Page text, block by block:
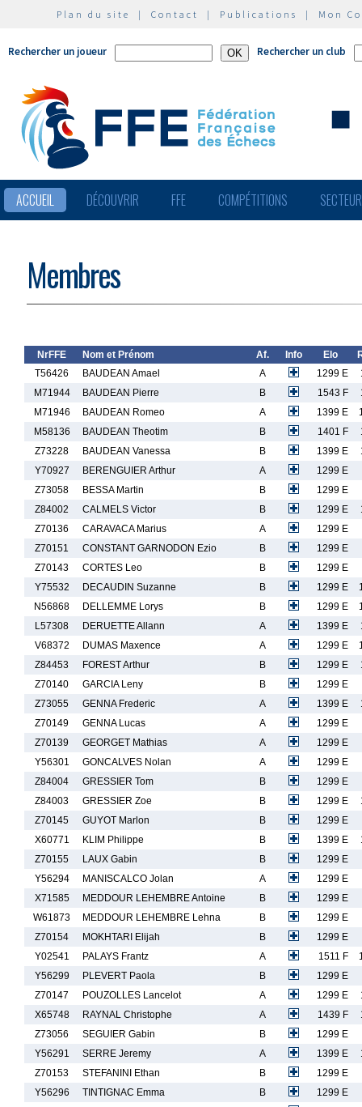
Plan du site | Contact | Publications | Mon
Rechercher un joueur Rechercher un club
ACCUEIL DÉCOUVRIR FFE COMPÉTITIONS
Membres
NrFFE Nom et Prénom Af. Info Elo
T56426
BAUDEAN Amael A 1299 E
M71944
BAUDEAN Pierre B 1543 F
M71946
BAUDEAN Romeo A 1399 E
M58136
BAUDEAN Theotim B 1401 F
Z73228
BAUDEAN Vanessa B 1399 E
Y70927
BERENGUIER Arthur A
1299 E
Z73058
BESSA Martin B
1299 E
Z84002
CALMELS Victor B 1299 E
Z70136
CARAVACA Marius A
1299 E
Z70151
CONSTANT GARNODON Ezio B
1299 E
Z70143
CORTES Leo B
1299 E
Y75532
DECAUDIN Suzanne B 1299 E
N56868
DELLEMME Lorys B 1299 E
L57308
DERUETTE Allann A 1399 E
V68372
DUMAS Maxence A 1299 E
Z84453
FOREST Arthur B 1299 E
Z70140
GARCIA Leny B
1299 E
Z73055
GENNA Frederic A 1399 E
Z70149
GENNA Lucas A
1299 E
Z70139
GEORGET Mathias A
1299 E
Y56301
GONCALVES Nolan A
1299 E
Z84004
GRESSIER Tom B
1299 E
Z84003
GRESSIER Zoe B 1299 E
Z70145
GUYOT Marlon B
1299 E
X60771
KLIM Philippe B 1399 E
Z70155
LAUX Gabin B
1299 E
Y56294
MANISCALCO Jolan A
1299 E
X71585
MEDDOUR LEHEMBRE Antoine B
1299 E
W61873
MEDDOUR LEHEMBRE Lehna B
1299 E
Z70154
MOKHTARI Elijah B
1299 E
Y02541
PALAYS Frantz A 1511 F
Y56299
PLEVERT Paola B
1299 E
Z70147
POUZOLLES Lancelot A 1299 E
X65748
RAYNAL Christophe A 1439 F
Z73056
SEGUIER Gabin B
1299 E
Y56291
SERRE Jeremy A 1399 E
Z70153
STEFANINI Ethan B
1299 E
Y56296
TINTIGNAC Emma B
1299 E